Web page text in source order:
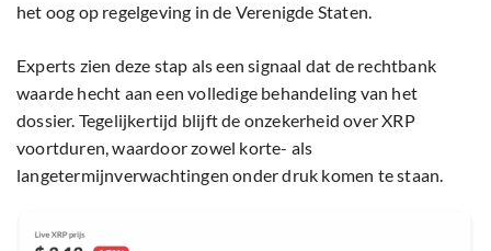
het oog op regelgeving in de Verenigde Staten.
Experts zien deze stap als een signaal dat de rechtbank
waarde hecht aan een volledige behandeling van het
dossier. Tegelijkertijd blijft de onzekerheid over XRP
voortduren, waardoor zowel korte- als
langetermijnverwachtingen onder druk komen te staan.